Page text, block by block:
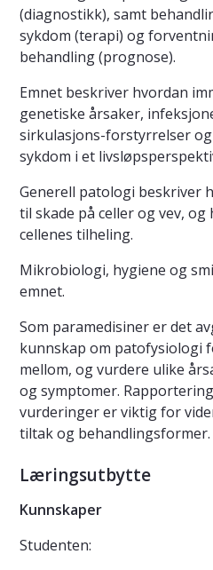
(diagnostikk), samt
sykdom (terapi) og
behandling (prognose).
Emnet beskriver hvordan
genetiske årsaker,
sirkulasjons-forstyrrelser
sykdom i et
Generell patologi beskriver
til skade på celler og vev,
cellenes tilheling.
Mikrobiologi, hygiene og
emnet.
Som paramedisiner er det
kunnskap om patofysiologi
mellom, og vurdere ulike
og symptomer.
vurderinger er viktig for
tiltak og behandlingsformer.
Læringsutbytte
Kunnskaper
Studenten: